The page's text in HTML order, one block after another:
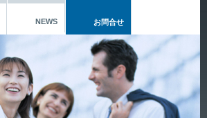
NEWS お問合せ